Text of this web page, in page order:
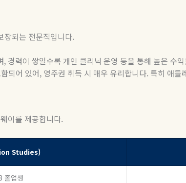
장되는 전문직입니다.
, 경력이 쌓일수록 개인 클리닉 운영 등을 통해 높은 수
되어 있어, 영주권 취득 시 매우 유리합니다. 특히 애들
이를 제공합니다.
Studies)
졸업생